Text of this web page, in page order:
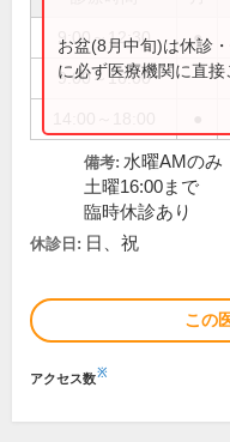
9:00～12:30 ●
9:00～16:00
お盆(8月中旬)は休診
に必ず医療機関に直接
備考: 水曜AMのみ
土曜16:00まで
臨時休診あり
休診日: 日、祝
この
アクセス数※